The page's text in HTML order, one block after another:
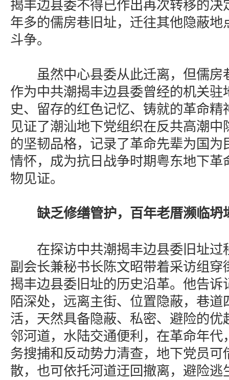
揭丰边县委不得已作出再次转移的决
年多的儒房巷旧址，迁往其他隐蔽地
斗争。
虽然中心县委从此迁离，但儒房
作为中共潮揭丰边县委曾经的机关驻
史、留存的红色记忆、铸就的革命精
见证了潮汕地下党组织在反共高潮
的坚韧品格，记录了革命先辈为国为
情怀，成为抗日战争时期粤东地下革
物见证。
缺乏修缮管护，百年老厝濒临坍
在探访中共潮揭丰边县委旧址过
副会长兼秘书长陈文昭带着采访组穿
揭丰边县委旧址的历史沿革。他告诉
陌深处，远离主街、位置隐蔽，巷道
活，天然具备隐蔽、私密、避险的优
邻河道，水陆交通便利，在革命年代
务搜捕和反动势力清查，地下党员可
散，也可依托河道迂回撤离，避险逃